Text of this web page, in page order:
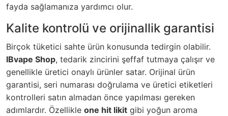
fayda sağlamanıza yardımcı olur.
Kalite kontrolü ve orijinallik garantisi
Birçok tüketici sahte ürün konusunda tedirgin olabilir.
IBvape Shop, tedarik zincirini şeffaf tutmaya çalışır ve
genellikle üretici onaylı ürünler satar. Orijinal ürün
garantisi, seri numarası doğrulama ve üretici etiketleri
kontrolleri satın almadan önce yapılması gereken
adımlardır. Özellikle one hit likit gibi yoğun aroma